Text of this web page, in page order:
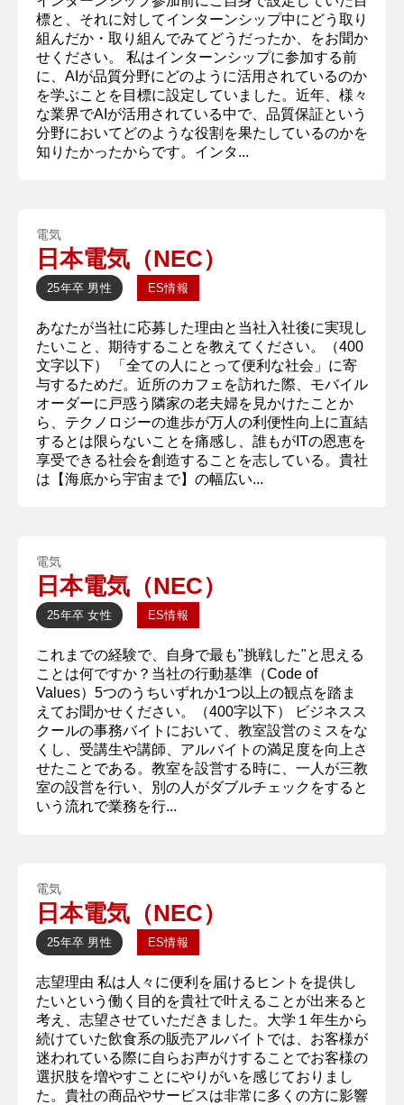
標と、それに対してインターンシップ中にどう取り
組んだか・取り組んでみてどうだったか、をお聞か
せください。 私はインターンシップに参加する前
に、AIが品質分野にどのように活用されているのか
を学ぶことを目標に設定していました。近年、様々
な業界でAIが活用されている中で、品質保証という
分野においてどのような役割を果たしているのかを
知りたかったからです。インタ...
電気
日本電気（NEC）
25年卒 男性 ES情報
あなたが当社に応募した理由と当社入社後に実現し
たいこと、期待することを教えてください。（400
文字以下） 「全ての人にとって便利な社会」に寄
与するためだ。近所のカフェを訪れた際、モバイル
オーダーに戸惑う隣家の老夫婦を見かけたことか
ら、テクノロジーの進歩が万人の利便性向上に直結
するとは限らないことを痛感し、誰もがITの恩恵を
享受できる社会を創造することを志している。貴社
は【海底から宇宙まで】の幅広い...
電気
日本電気（NEC）
25年卒 女性 ES情報
これまでの経験で、自身で最も"挑戦した"と思える
ことは何ですか？当社の行動基準（Code of
Values）5つのうちいずれか1つ以上の観点を踏ま
えてお聞かせください。（400字以下） ビジネスス
クールの事務バイトにおいて、教室設営のミスをな
くし、受講生や講師、アルバイトの満足度を向上さ
せたことである。教室を設営する時に、一人が三教
室の設営を行い、別の人がダブルチェックをすると
いう流れで業務を行...
電気
日本電気（NEC）
25年卒 男性 ES情報
志望理由 私は人々に便利を届けるヒントを提供し
たいという働く目的を貴社で叶えることが出来ると
考え、志望させていただきました。大学１年生から
続けていた飲食系の販売アルバイトでは、お客様が
迷われている際に自らお声がけすることでお客様の
選択肢を増やすことにやりがいを感じておりまし
た。貴社の商品やサービスは非常に多くの方に影響